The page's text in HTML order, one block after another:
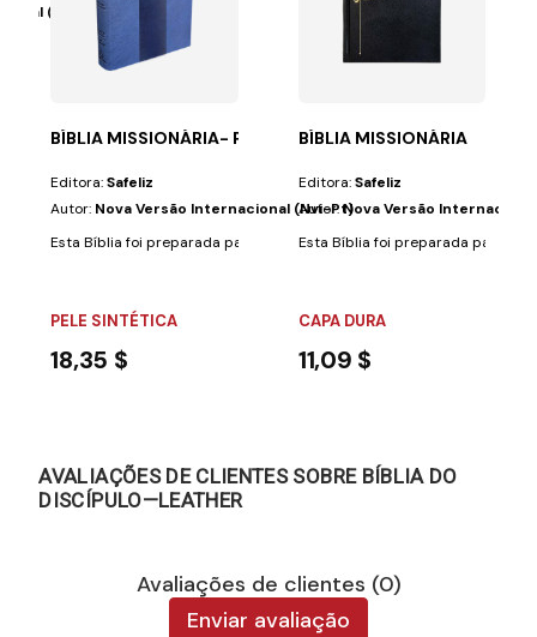
está próximo,...
(Nvi-Pt)
aqueles que, sabendo que o fim está próximo,...
BÍBLIA MISSIONÁRIA- PU 4 CORES
Editora:Safeliz
Autor: Nova Versão Internacional (Nvi-Pt)
Esta Bíblia foi preparada para todos aqueles que, sabendo que o fim
PELE SINTÉTICA
18,35 $
BÍBLIA MISSIONÁRIA
Editora:Safeliz
Autor:Nova Versão
Esta Bíblia foi preparada para
CAPA DURA
11,09 $
AVALIAÇÕES DE CLIENTES SOBRE BÍBLIA DO
DISCÍPULO—LEATHER
Avaliações de clientes (0)
Enviar avaliação